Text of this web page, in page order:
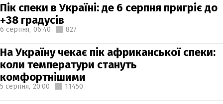
Пік спеки в Україні: де 6 серпня пригріє до
+38 градусів
6 серпня, 06:40 827
На Україну чекає пік африканської спеки:
коли температури стануть
комфортнішими
5 серпня, 20:00 11450